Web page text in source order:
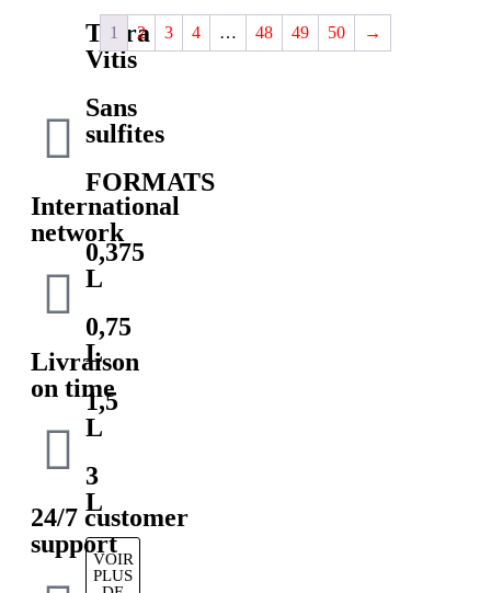
Terra
Vitis
Sans
sulfites
FORMATS
0,375
L
0,75
L
1,5
L
3
L
VOIR
PLUS
1 2 3 4 … 48 49 50 →
International
network
Livraison
on time
24/7 customer
support